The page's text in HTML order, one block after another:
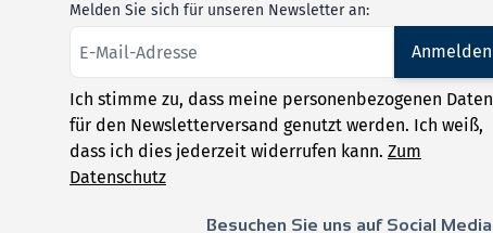
Melden Sie sich für unseren Newsletter an:
Anmelden
Ich stimme zu, dass meine personenbezogenen Daten
für den Newsletterversand genutzt werden. Ich weiß,
dass ich dies jederzeit widerrufen kann. Zum
Datenschutz
Besuchen Sie uns auf Social Media